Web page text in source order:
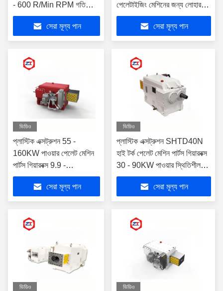
- 600 R/Min RPM গতি
বিরোধী ক্ষয়
সেরা মূল্য পান
পেলেটাইজিং মেশিনের জন্য লোহার
উপকরণ
সেরা মূল্য পান
ভিডিও
প্লাস্টিক এক্সট্রুশন 55 -
160KW পাওয়ার পেলেট মেশিন
পার্টস গিয়ারবক্স 9.9 -
11.26T/A3 টর্ক গ্রেড
সেরা মূল্য পান
ভিডিও
প্লাস্টিক এক্সট্রুশন SHTD40N
হাই টর্ক পেলেট মেশিন পার্টস গিয়ারবক্স
30 - 90KW পাওয়ার স্থিতিশীল
কর্মক্ষমতা
সেরা মূল্য পান
ভিডিও ভিডিও